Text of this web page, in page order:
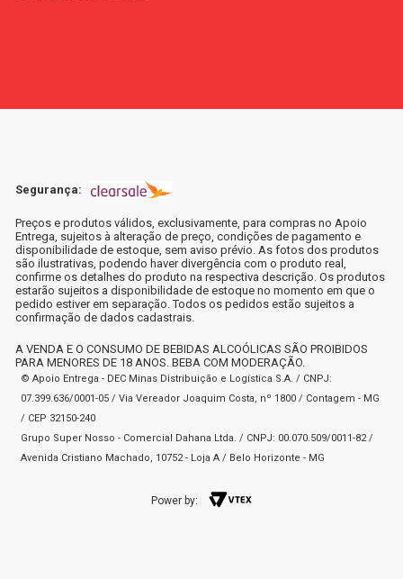
Segurança:
Preços e produtos válidos, exclusivamente, para compras no Apoio
Entrega, sujeitos à alteração de preço, condições de pagamento e
disponibilidade de estoque, sem aviso prévio. As fotos dos produtos
são ilustrativas, podendo haver divergência com o produto real,
confirme os detalhes do produto na respectiva descrição. Os produtos
estarão sujeitos a disponibilidade de estoque no momento em que o
pedido estiver em separação. Todos os pedidos estão sujeitos a
confirmação de dados cadastrais.
A VENDA E O CONSUMO DE BEBIDAS ALCOÓLICAS SÃO PROIBIDOS
PARA MENORES DE 18 ANOS. BEBA COM MODERAÇÃO.
© Apoio Entrega - DEC Minas Distribuição e Logística S.A. / CNPJ:
07.399.636/0001-05 / Via Vereador Joaquim Costa, nº 1800 / Contagem - MG
/ CEP 32150-240
Grupo Super Nosso - Comercial Dahana Ltda. / CNPJ: 00.070.509/0011-82 /
Avenida Cristiano Machado, 10752 - Loja A / Belo Horizonte - MG
Power by: